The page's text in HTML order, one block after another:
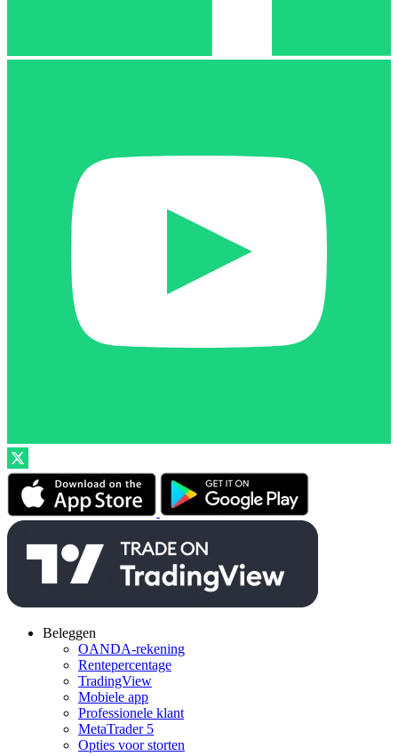
Beleggen
OANDA-rekening
Rentepercentage
TradingView
Mobiele app
Professionele klant
MetaTrader 5
Opties voor storten